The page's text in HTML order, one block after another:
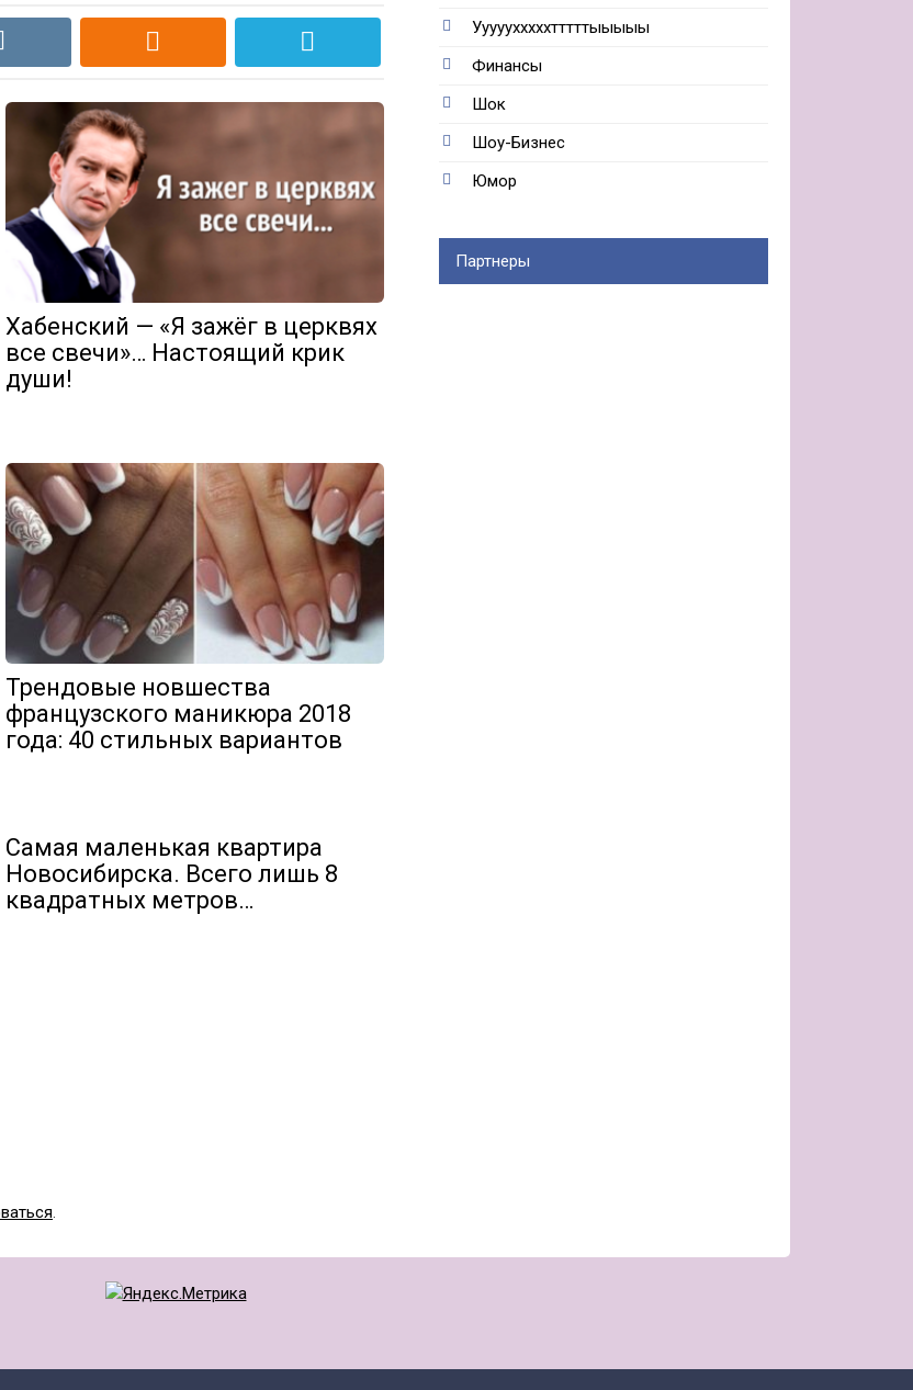
Хабенский — «Я зажёг в церквях
все свечи»… Настоящий крик
души!
Трендовые новшества
французского маникюра 2018
года: 40 стильных вариантов
Самая маленькая квартира
Новосибирска. Всего лишь 8
квадратных метров…
.
Ууууухххххтттттыыыыы
Финансы
Шок
Шоу-Бизнес
Юмор
Партнеры